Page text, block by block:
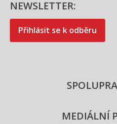
NEWSLETTER:
Přihlásit se k odběru
MEDIÁLNÍ